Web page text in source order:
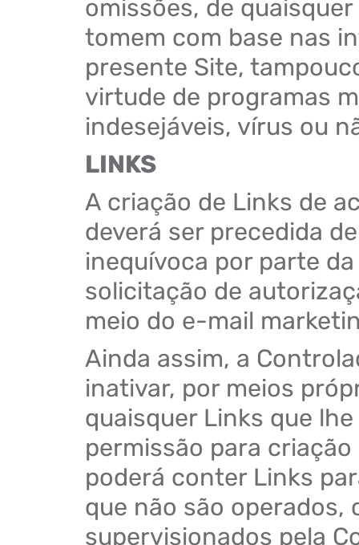
omissões, de
tomem com base nas
presente Site,
virtude de programas
indesejáveis, vírus ou
LINKS
A criação de Links de
deverá ser precedida
inequívoca por parte
solicitação de
meio do e-mail
Ainda assim, a
inativar, por meios
quaisquer Links que
permissão para
poderá conter Links
que não são operados,
supervisionados pela